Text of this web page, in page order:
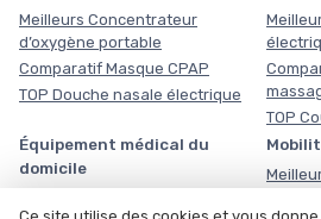
Meilleurs Concentrateur
d’oxygène portable
Comparatif Masque CPAP
TOP Douche nasale électrique
TOP
Équipement médical du
domicile